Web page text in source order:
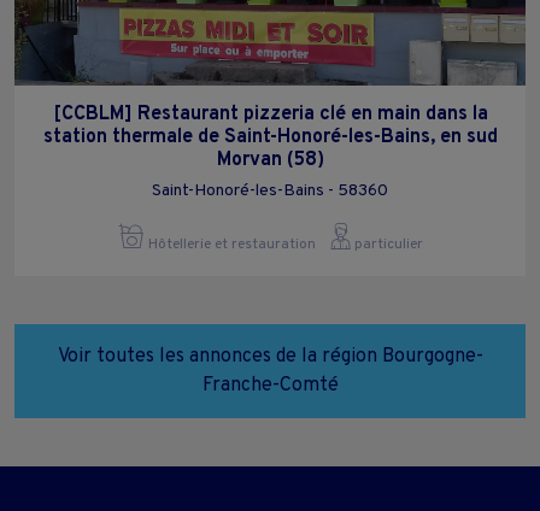
[CCBLM] Restaurant pizzeria clé en main dans la
station thermale de Saint-Honoré-les-Bains, en sud
Morvan (58)
Saint-Honoré-les-Bains - 58360
Hôtellerie et restauration particulier
Voir toutes les annonces de la région Bourgogne-
Franche-Comté